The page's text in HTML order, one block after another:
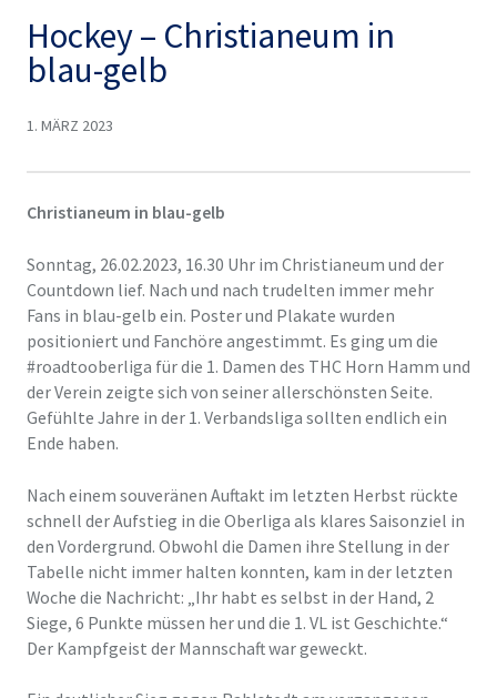
Hockey – Christianeum in
blau-gelb
1. MÄRZ 2023
Christianeum in blau-gelb
Sonntag, 26.02.2023, 16.30 Uhr im Christianeum und der
Countdown lief. Nach und nach trudelten immer mehr
Fans in blau-gelb ein. Poster und Plakate wurden
positioniert und Fanchöre angestimmt. Es ging um die
#roadtooberliga für die 1. Damen des THC Horn Hamm und
der Verein zeigte sich von seiner allerschönsten Seite.
Gefühlte Jahre in der 1. Verbandsliga sollten endlich ein
Ende haben.
Nach einem souveränen Auftakt im letzten Herbst rückte
schnell der Aufstieg in die Oberliga als klares Saisonziel in
den Vordergrund. Obwohl die Damen ihre Stellung in der
Tabelle nicht immer halten konnten, kam in der letzten
Woche die Nachricht: „Ihr habt es selbst in der Hand, 2
Siege, 6 Punkte müssen her und die 1. VL ist Geschichte.“
Der Kampfgeist der Mannschaft war geweckt.